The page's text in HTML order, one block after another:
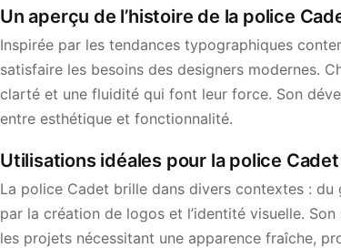
Un aperçu de l’histoire de la police
Inspirée par les tendances typographiques
satisfaire les besoins des designers modernes.
clarté et une fluidité qui font leur force. Son
entre esthétique et fonctionnalité.
Utilisations idéales pour la police Cadet
La police Cadet brille dans divers contextes : du
par la création de logos et l’identité visuelle.
les projets nécessitant une apparence fraîche,